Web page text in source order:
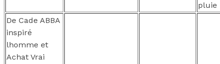
pluie
De Cade ABBA
inspiré
lhomme et
Achat Vrai